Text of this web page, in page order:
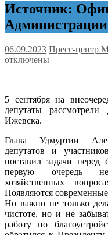
Источник:
06.09.2023 Пресс-центр
отключены
5 сентября на
депутаты
Ижевска.
Глава Удмуртии
депутатов и
поставил задачи перед
первую очередь
хозяйственных
Появляются
Но важно не только
чистоте, но и не
работу по